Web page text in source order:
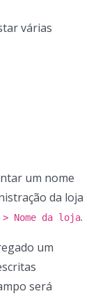
várias
um nome
da loja
Nome da loja.
um
será